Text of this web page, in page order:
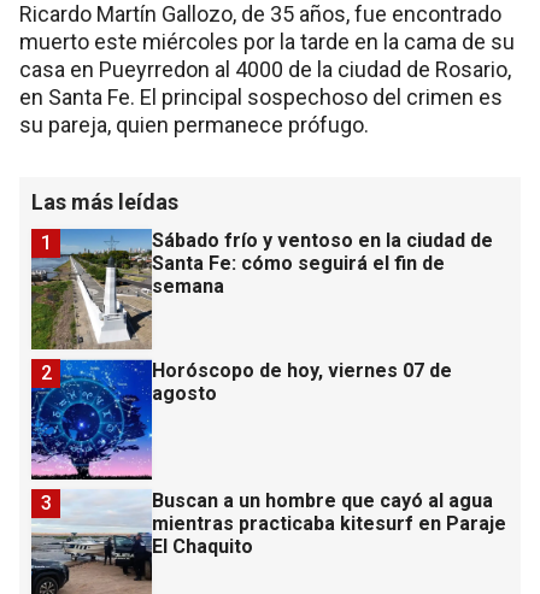
Ricardo Martín Gallozo, de 35 años, fue encontrado
muerto este miércoles por la tarde en la cama de su
casa en Pueyrredon al 4000 de la ciudad de Rosario,
en Santa Fe. El principal sospechoso del crimen es
su pareja, quien permanece prófugo.
Las más leídas
Sábado frío y ventoso en la ciudad de
Santa Fe: cómo seguirá el fin de
semana
1
Horóscopo de hoy, viernes 07 de
agosto
2
Buscan a un hombre que cayó al agua
mientras practicaba kitesurf en Paraje
El Chaquito
3